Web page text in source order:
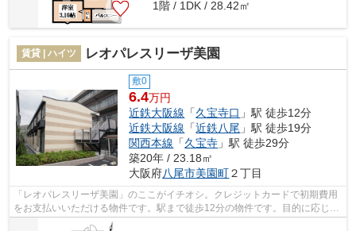
1階 / 1DK / 28.42㎡
賃貸 | ハイツ レオパレスリーザ美園
敷0
6.4万円
近鉄大阪線 「久宝寺口 」駅 徒歩12分
近鉄大阪線 「近鉄八尾 」駅 徒歩19分
関西本線 「久宝寺 」駅 徒歩29分
築20年 / 23.18㎡
大阪府八尾市美園町２丁目
「レオパレスリーザ美園」のここがイチオシ。クレジットカードで初期費用
をお支払いいただける物件です。駅まで徒歩12分の物件です。目的に応じて
駅を選べることが、2駅利用できるこの...